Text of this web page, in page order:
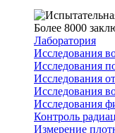
Более 8000
Лаборатория
Исследования
Исследования
Исследования
Исследования
Исследования
Контроль
Измерение